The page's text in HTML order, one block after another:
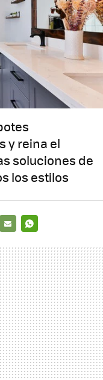
y reina el
soluciones de
los estilos
MAIL